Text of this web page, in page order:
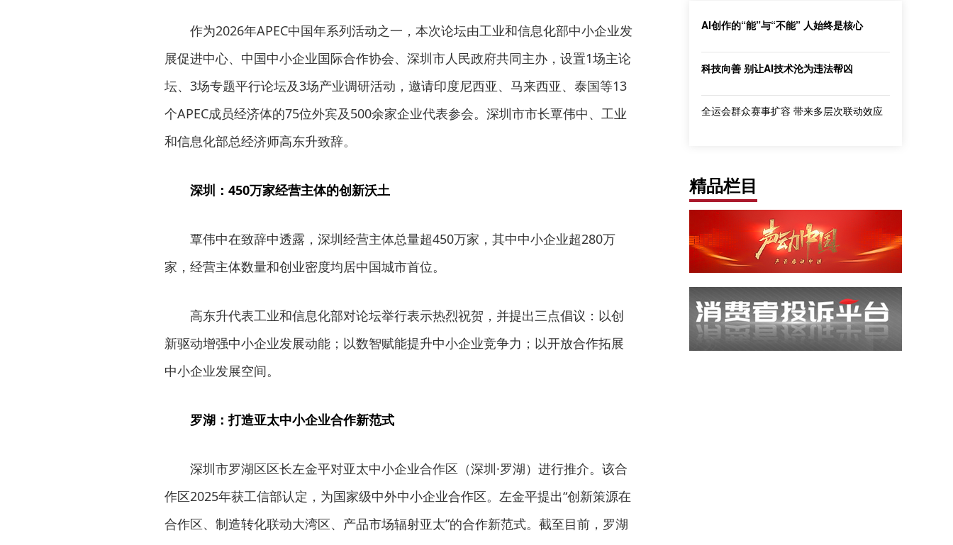
作为2026年APEC中国年系列活动之一，本次论坛由工业和信息化部中小企业发
展促进中心、中国中小企业国际合作协会、深圳市人民政府共同主办，设置1场主论
坛、3场专题平行论坛及3场产业调研活动，邀请印度尼西亚、马来西亚、泰国等13
个APEC成员经济体的75位外宾及500余家企业代表参会。深圳市市长覃伟中、工业
和信息化部总经济师高东升致辞。
深圳：450万家经营主体的创新沃土
覃伟中在致辞中透露，深圳经营主体总量超450万家，其中中小企业超280万
家，经营主体数量和创业密度均居中国城市首位。
高东升代表工业和信息化部对论坛举行表示热烈祝贺，并提出三点倡议：以创
新驱动增强中小企业发展动能；以数智赋能提升中小企业竞争力；以开放合作拓展
中小企业发展空间。
罗湖：打造亚太中小企业合作新范式
深圳市罗湖区区长左金平对亚太中小企业合作区（深圳·罗湖）进行推介。该合
作区2025年获工信部认定，为国家级中外中小企业合作区。左金平提出“创新策源在
合作区、制造转化联动大湾区、产品市场辐射亚太”的合作新范式。截至目前，罗湖
AI创作的“能”与“不能” 人始终是核心
科技向善 别让AI技术沦为违法帮凶
全运会群众赛事扩容 带来多层次联动效应
精品栏目